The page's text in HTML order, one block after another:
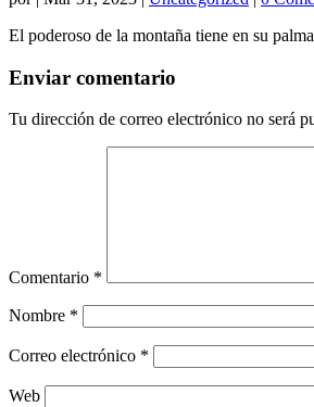
El poderoso de la montaña tiene en su
Enviar comentario
Tu dirección de correo electrónico no será
Comentario *
Nombre *
Correo electrónico *
Web